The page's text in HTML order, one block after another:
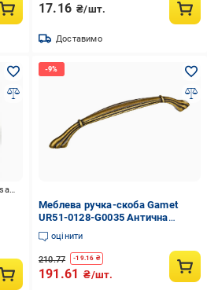
17.16 ₴/шт.
Доставимо
До -10% з суперкредиткою Visa Вигода
Меблева ручка-скоба Gamet
UR51-0128-G0035 Антична
бронза
оцінити
210.77 -19.16 ₴
191.61 ₴/шт.